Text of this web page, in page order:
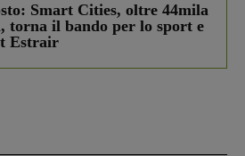
Smart Cities, oltre 44mila
torna il bando per lo sport e
Estrair